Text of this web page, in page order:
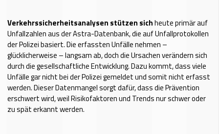
Verkehrssicherheitsanalysen stützen sichheute primär auf
Unfallzahlen aus der Astra-Datenbank, die auf Unfallprotokollen
der Polizei basiert. Die erfassten Unfälle nehmen –
glücklicherweise – langsam ab, doch die Ursachen verändern sich
durch die gesellschaftliche Entwicklung. Dazu kommt, dass viele
Unfälle gar nicht bei der Polizei gemeldet und somit nicht erfasst
werden. Dieser Datenmangel sorgt dafür, dass die Prävention
erschwert wird, weil Risikofaktoren und Trends nur schwer oder
zu spät erkannt werden.